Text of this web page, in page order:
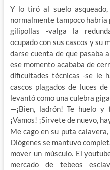
Y lo tiró al suelo
normalmente tampoco habría
gilipollas -valga la
ocupado con sus cascos y su
darse cuenta de que pasaba
ese momento acababa de
dificultades técnicas -se le
cascos plagados de luces
levantó como una culebra
—¡Bien, ladrón! Te huelo y
¡Vamos! ¡Sírvete de nuevo,
Me cago en su puta
Diógenes se mantuvo
mover un músculo. El
mercado de tebeos